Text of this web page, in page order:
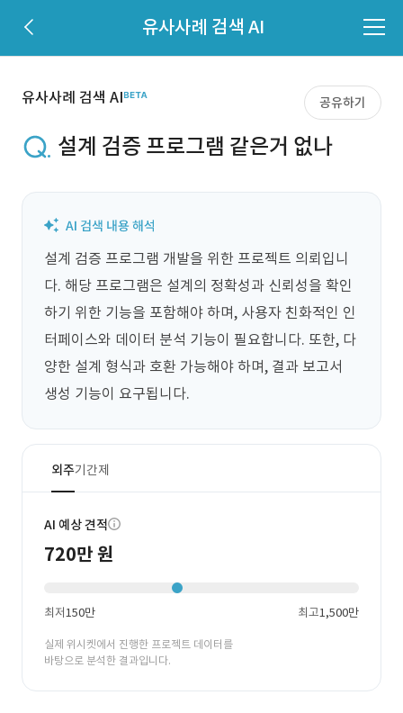
유사사례 검색 AI
유사사례 검색 AI 공유하기
설계 검증 프로그램 같은거 없나
설계 검증 프로그램 개발을 위한 프로젝트 의뢰입니
다. 해당 프로그램은 설계의 정확성과 신뢰성을 확인
하기 위한 기능을 포함해야 하며, 사용자 친화적인 인
터페이스와 데이터 분석 기능이 필요합니다. 또한, 다
양한 설계 형식과 호환 가능해야 하며, 결과 보고서
생성 기능이 요구됩니다.
외주기간제
AI 예상 견적
720만 원
최저150만 최고1,500만
실제 위시켓에서 진행한 프로젝트 데이터를
바탕으로 분석한 결과입니다.